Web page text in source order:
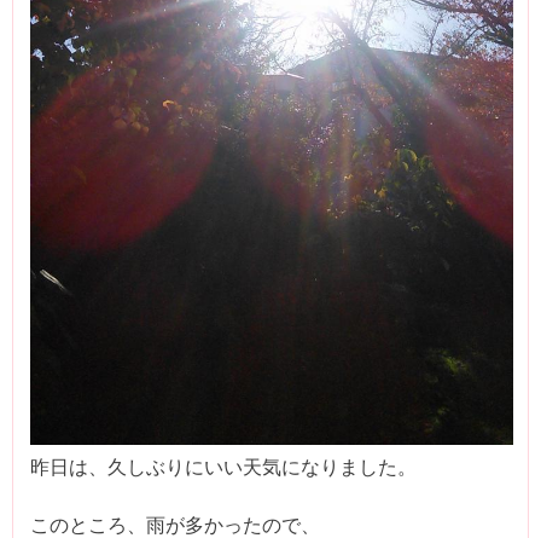
昨日は、久しぶりにいい天気になりました。
このところ、雨が多かったので、